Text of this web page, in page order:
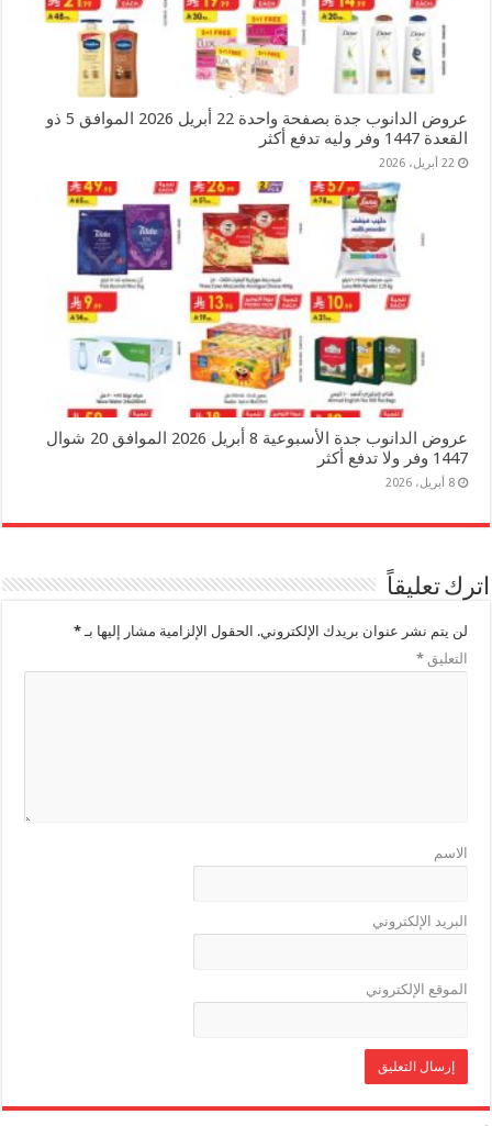
عروض الدانوب جدة بصفحة واحدة 22 أبريل 2026 الموافق 5 ذو
القعدة 1447 وفر وليه تدفع أكثر
22 أبريل، 2026
عروض الدانوب جدة الأسبوعية 8 أبريل 2026 الموافق 20 شوال
1447 وفر ولا تدفع أكثر
8 أبريل، 2026
اترك تعليقاً
لن يتم نشر عنوان بريدك الإلكتروني. الحقول الإلزامية مشار إليها بـ*
التعليق*
الاسم
البريد الإلكتروني
الموقع الإلكتروني